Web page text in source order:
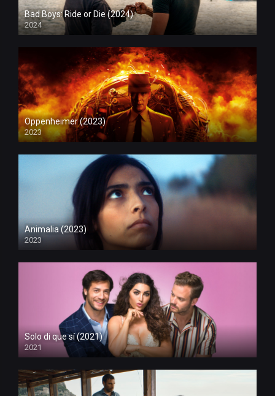
Bad Boys: Ride or Die (2024)
2024
Oppenheimer (2023)
2023
Animalia (2023)
2023
Solo di que sí (2021)
2021